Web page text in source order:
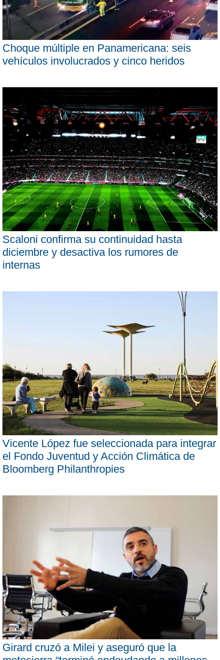
Choque múltiple en Panamericana: seis
vehículos involucrados y cinco heridos
Scaloni confirma su continuidad hasta
diciembre y desactiva los rumores de
internas
Vicente López fue seleccionada para integrar
el Fondo Juventud y Acción Climática de
Bloomberg Philanthropies
Girard cruzó a Milei y aseguró que la